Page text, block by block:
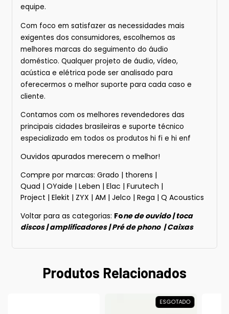
equipe.
Com foco em satisfazer as necessidades mais
exigentes dos consumidores, escolhemos as
melhores marcas do seguimento do áudio
doméstico. Qualquer projeto de áudio, vídeo,
acústica e elétrica pode ser analisado para
oferecermos o melhor suporte para cada caso e
cliente.
Contamos com os melhores revendedores das
principais cidades brasileiras e suporte técnico
especializado em todos os produtos hi fi e hi enf
Ouvidos apurados merecem o melhor!
Compre por marcas: Grado | thorens |
Quad | OYaide | Leben | Elac | Furutech |
Project | Elekit | ZYX | AM | Jelco | Rega | Q Acoustics
Voltar para as categorias: Fone de ouvido|toca
discos|amplificadores|Pré de phono |Caixas
Produtos Relacionados
ESGOTADO